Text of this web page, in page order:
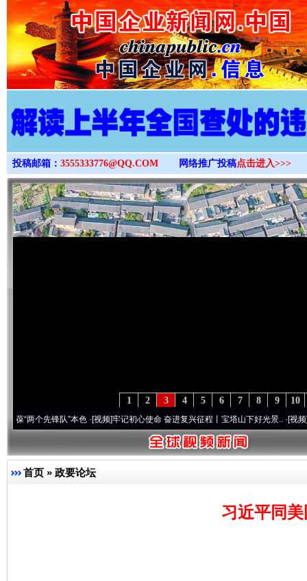
>
投稿邮箱： 3555333776@QQ.COM 网络推广投稿点击进入>>>
10
9
8
7
6
5
4
3
2
1
先锋队”本色·[视频]牢记初心使命 奋进复兴征程丨宝塔山下好光景..·[视频]因党而生
首页 » 政要论坛
习近平同